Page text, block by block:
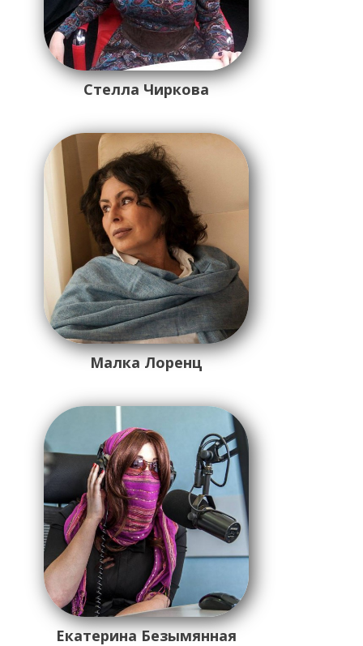
Стелла Чиркова
Малка Лоренц
Екатерина Безымянная